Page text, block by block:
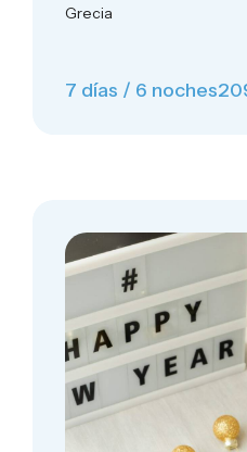
Grecia
7 días / 6 noches